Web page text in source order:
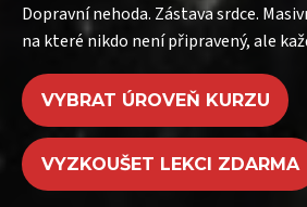
Dopravní nehoda. Zástava srdce.
na které nikdo není připravený, ale
VYBRAT ÚROVEŇ KURZU
VYZKOUŠET LEKCI ZDARMA